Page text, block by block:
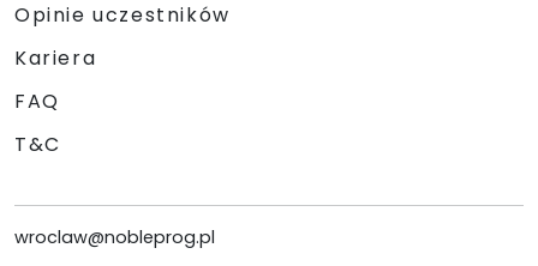
Opinie uczestników
Kariera
FAQ
T&C
wroclaw@nobleprog.pl